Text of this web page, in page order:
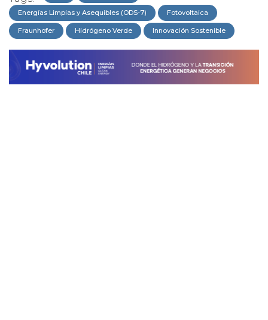
Energías Limpias y Asequibles (ODS-7) Fotovoltaica
Fraunhofer Hidrógeno Verde Innovación Sostenible